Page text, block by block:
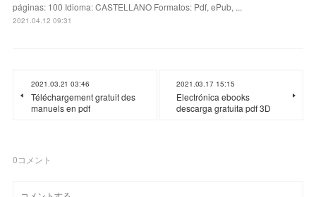
páginas: 100 Idioma: CASTELLANO Formatos: Pdf, ePub, ...
2021.04.12 09:31
2021.03.21 03:46
Téléchargement gratuit des
manuels en pdf
2021.03.17 15:15
Electrónica ebooks
descarga gratuita pdf 3D
0コメント